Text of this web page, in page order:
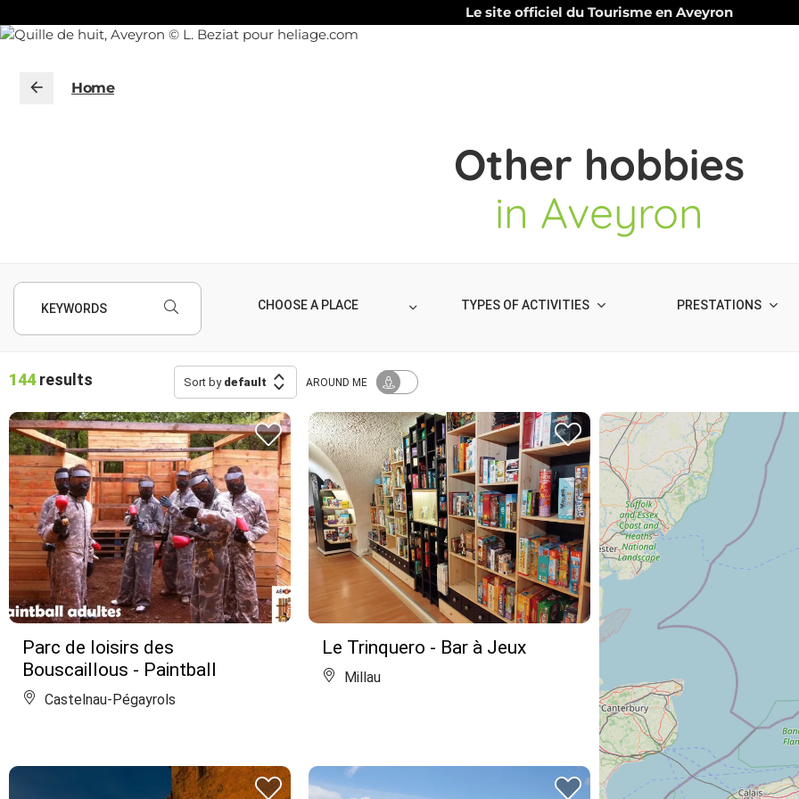
Le site officiel du Tourisme en Aveyron
Home
Other hobbies
in Aveyron
KEYWORDS TYPES OF ACTIVITIES PRESTATIONS
144results Sort by default AROUND ME
Parc de loisirs des
Bouscaillous - Paintball
Castelnau-Pégayrols
Le Trinquero - Bar à Jeux
Millau